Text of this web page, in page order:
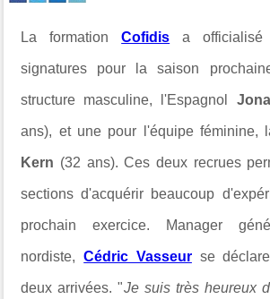
La formationCofidis a officialisé
signatures pour la saison
structure masculine, l'Espagnol
ans), et une pour l'équipe féminine,
Kern (32 ans). Ces deux recrues
sections d'acquérir beaucoup
prochain exercice. Manager
nordiste, Cédric Vasseurse
deux arrivées. "Je suis très heureux